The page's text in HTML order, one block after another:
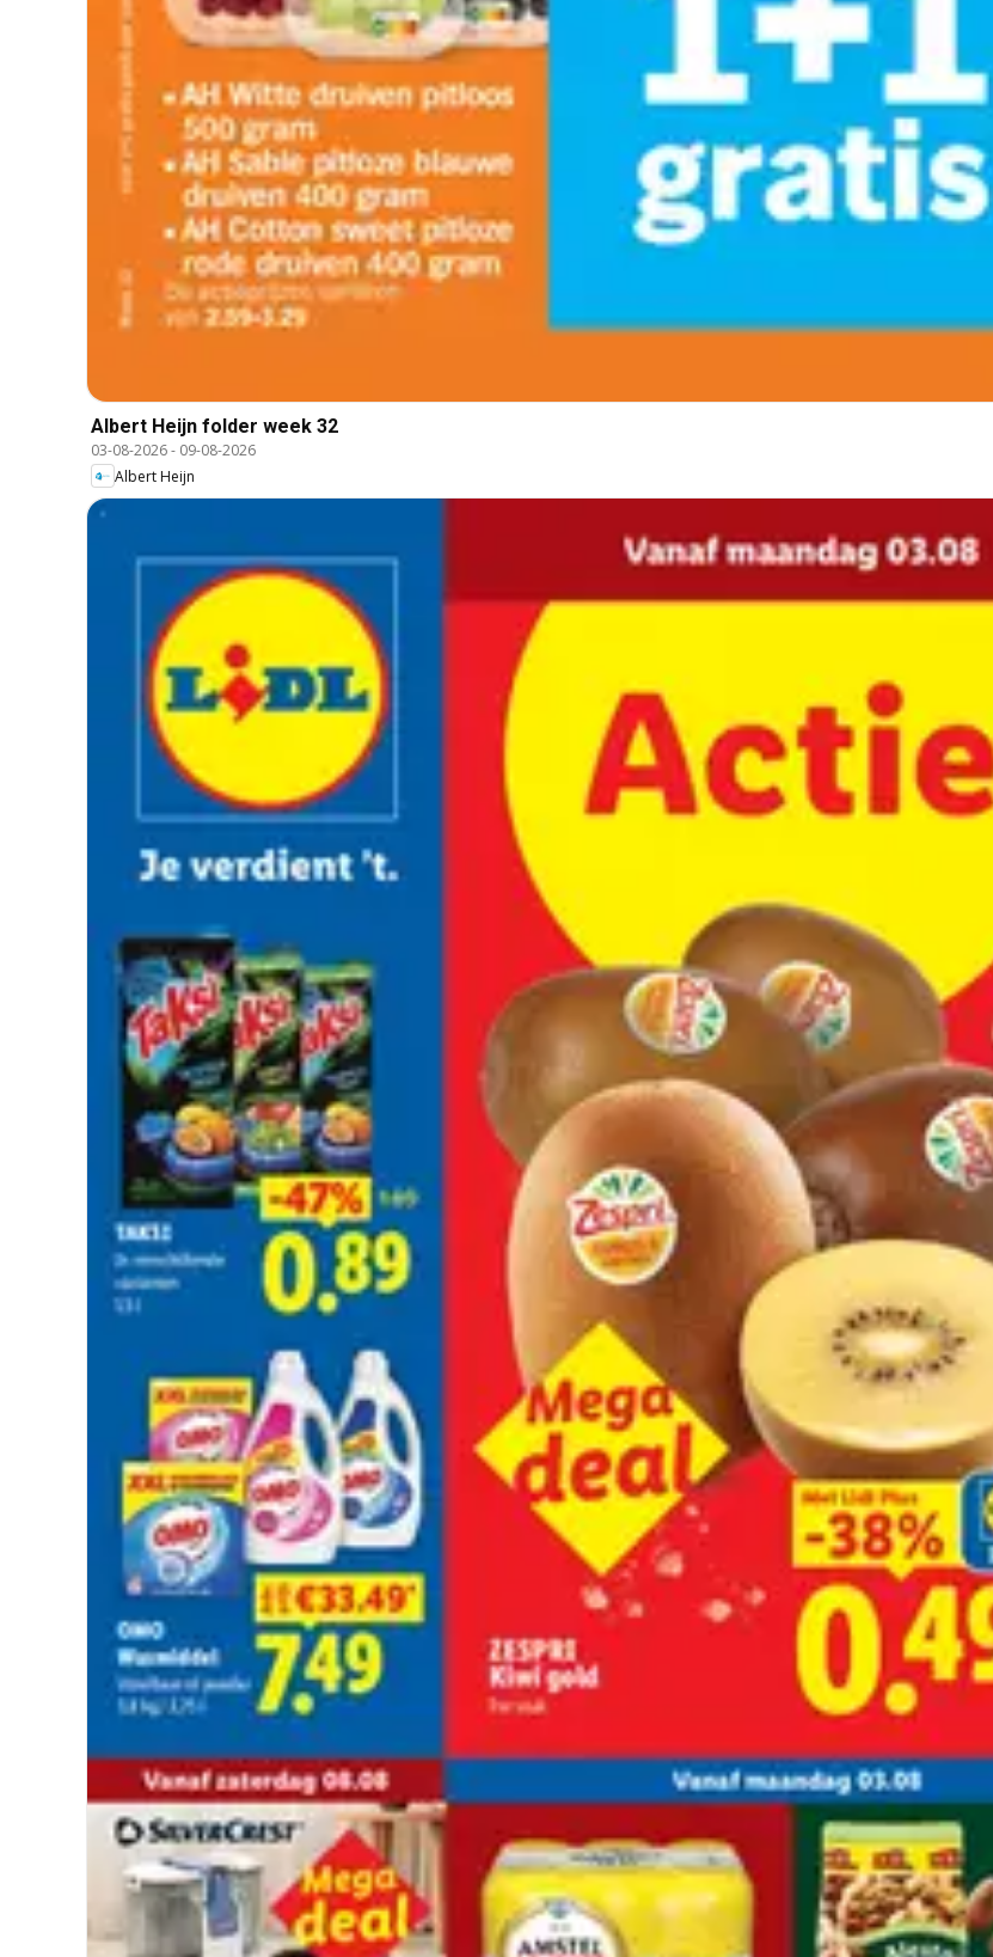
Albert Heijn folder week 32
03-08-2026- 09-08-2026
Albert Heijn